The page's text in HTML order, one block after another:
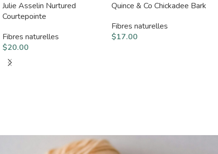
Julie Asselin Nurtured
Courtepointe
Fibres naturelles
$20.00
Quince & Co Chickadee Bark
Fibres naturelles
$17.00